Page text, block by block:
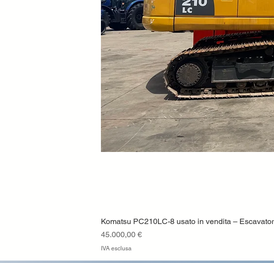
Komatsu PC210LC-8 usato in vendita –
Prezzo
45.000,00 €
IVA esclusa